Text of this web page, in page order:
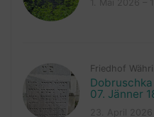
Friedhof
07. Jänner